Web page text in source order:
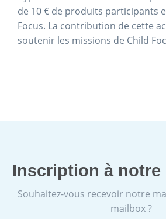
de 10 € de produits participants
Focus. La contribution de cette
soutenir les missions de Child
Inscription à notre
Souhaitez-vous recevoir notre
mailbox ?